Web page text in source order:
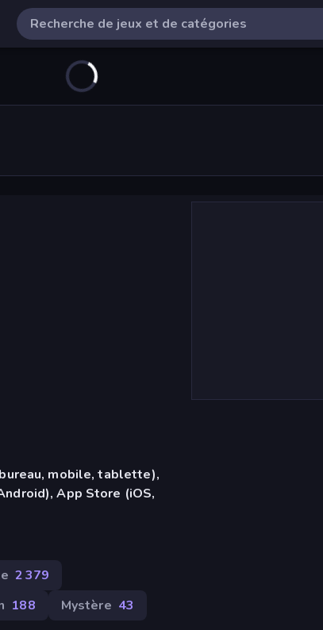
mobile, tablette),
App Store (iOS,
2 379
188 Mystère 43